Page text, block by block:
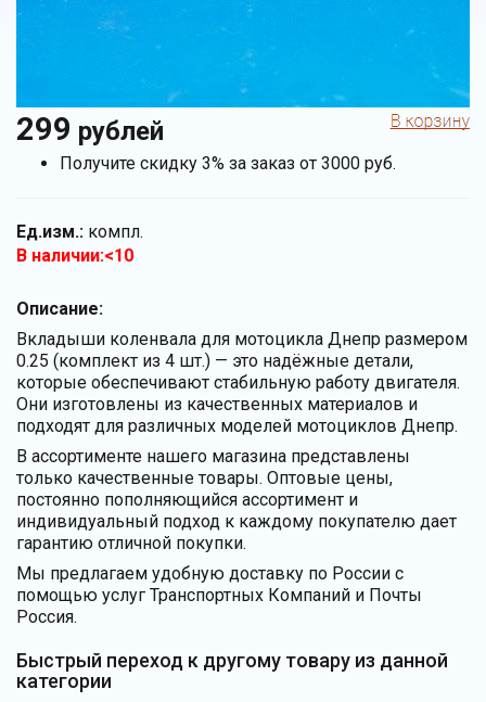
299 рублей
Получите скидку 3% за заказ от 3000 руб.
Ед.изм.: компл.
В наличии:<10
Описание:
Вкладыши коленвала для мотоцикла Днепр размером
0.25 (комплект из 4 шт.) — это надёжные детали,
которые обеспечивают стабильную работу двигателя.
Они изготовлены из качественных материалов и
подходят для различных моделей мотоциклов Днепр.
В ассортименте нашего магазина представлены
только качественные товары. Оптовые цены,
постоянно пополняющийся ассортимент и
индивидуальный подход к каждому покупателю дает
гарантию отличной покупки.
Мы предлагаем удобную доставку по России с
помощью услуг Транспортных Компаний и Почты
Россия.
Быстрый переход к другому товару из данной
категории